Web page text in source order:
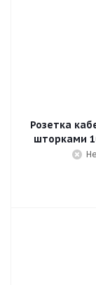
Розетка
шторками